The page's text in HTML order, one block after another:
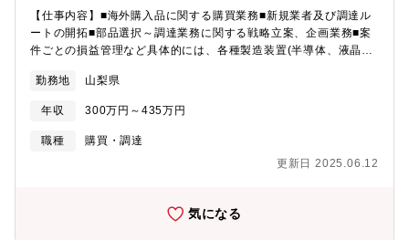
【仕事内容】■海外購入品に関する購買業務■新規業者及び調達ル
ートの開拓■部品選択～調達業務に関する戦略立案、企画業務■案
件ごとの損益管理など具体的には、各種製造装置(半導体、液晶、
ベローズなどを製造する際に必要なねじや配管、ユニット部品な
どの加工品やステンレスや特殊金属、チタンなどの部材を海外か
ら調達します。 その他資材調達に付随する業務、外注内作業管理
業務もお任せします。【就業環境】働き方改革を進めており、年
ける事が可能となります。株式会社ミラプログループとして、本
ありますので、お気軽にご相談ください 。
勤務地 山梨県
年収 300万円～435万円
職種
購買・調達
更新日 2025.06.12
気になる